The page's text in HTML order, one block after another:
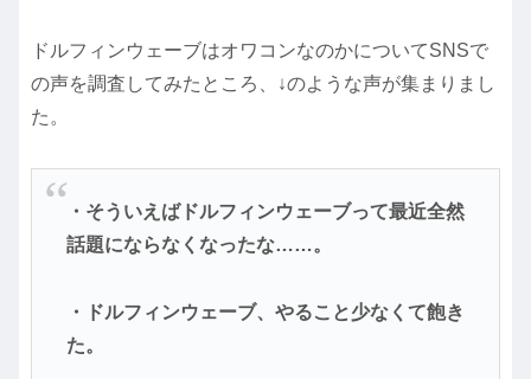
ドルフィンウェーブはオワコンなのかについてSNSで
の声を調査してみたところ、↓のような声が集まりまし
た。
・そういえばドルフィンウェーブって最近全然
話題にならなくなったな……。
・ドルフィンウェーブ、やること少なくて飽き
た。